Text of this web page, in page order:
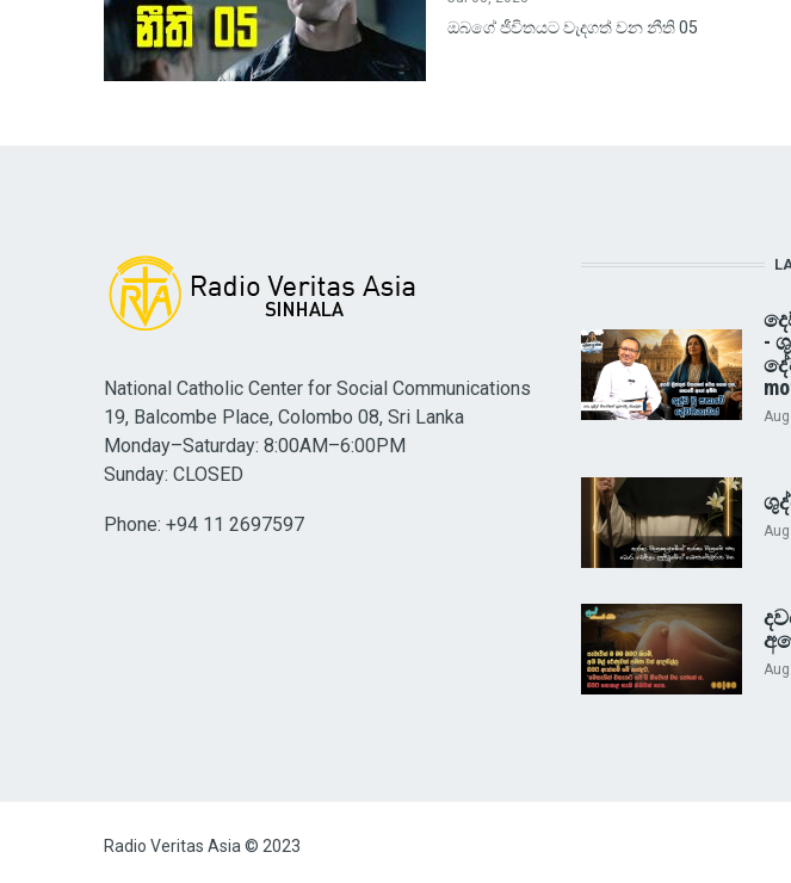
ඔබගේ ජීවිතයට වැදගත් වන නීති 05
National Catholic Center for Social Communications
19, Balcombe Place, Colombo 08, Sri Lanka
Monday–Saturday: 8:00AM–6:00PM
Sunday: CLOSED
Phone: +94 11 2697597
-
Radio Veritas Asia © 2023